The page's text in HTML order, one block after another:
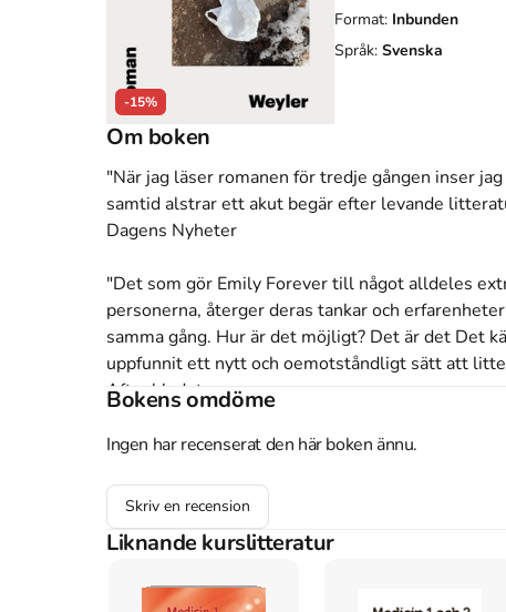
-15%
Format: Inbunden
Språk: Svenska
Om boken
"När jag läser romanen för tredje gången inser
samtid alstrar ett akut begär efter levande
Dagens Nyheter
"Det som gör Emily Forever till något alldeles
personerna, återger deras tankar och
samma gång. Hur är det möjligt? Det är det Det
uppfunnit ett nytt och oemotståndligt sätt att
Aftonbladet
"Skaranger visar vilken kontroll hon har över sitt
ting, aldrig enbart."
Svenska Dagbladet
"Jag förstår inte hur Navarro Skaranger gjort,
direkt till läsaren, men det gör hon och det är
Bokens omdöme
Ingen har recenserat den här boken ännu.
Skriv en recension
Liknande kurslitteratur